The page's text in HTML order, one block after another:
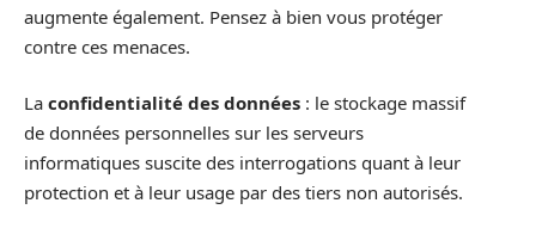
augmente également. Pensez à bien vous protéger
contre ces menaces.
La confidentialité des données : le stockage massif
de données personnelles sur les serveurs
informatiques suscite des interrogations quant à leur
protection et à leur usage par des tiers non autorisés.